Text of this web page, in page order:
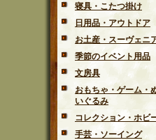
寝具・こたつ掛け
日用品・アウトドア
お土産・スーヴェニ
季節のイベント用品
文房具
おもちゃ・ゲーム・
いぐるみ
コレクション・ホビ
手芸・ソーイング